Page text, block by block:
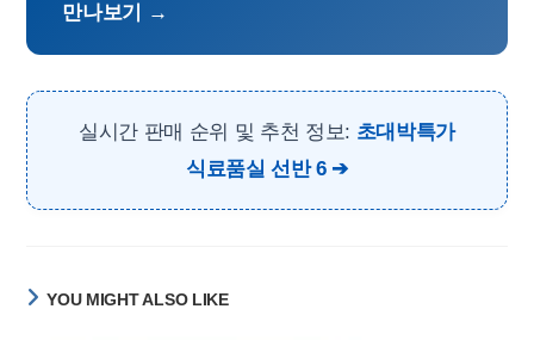
만나보기 →
실시간 판매 순위 및 추천 정보: 초대박특가
식료품실 선반 6
YOU MIGHT ALSO LIKE